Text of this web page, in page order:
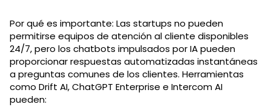
Por qué es importante: Las startups no pueden
permitirse equipos de atención al cliente disponibles
24/7, pero los chatbots impulsados por IA pueden
proporcionar respuestas automatizadas instantáneas
a preguntas comunes de los clientes. Herramientas
como Drift AI, ChatGPT Enterprise e Intercom AI
pueden: